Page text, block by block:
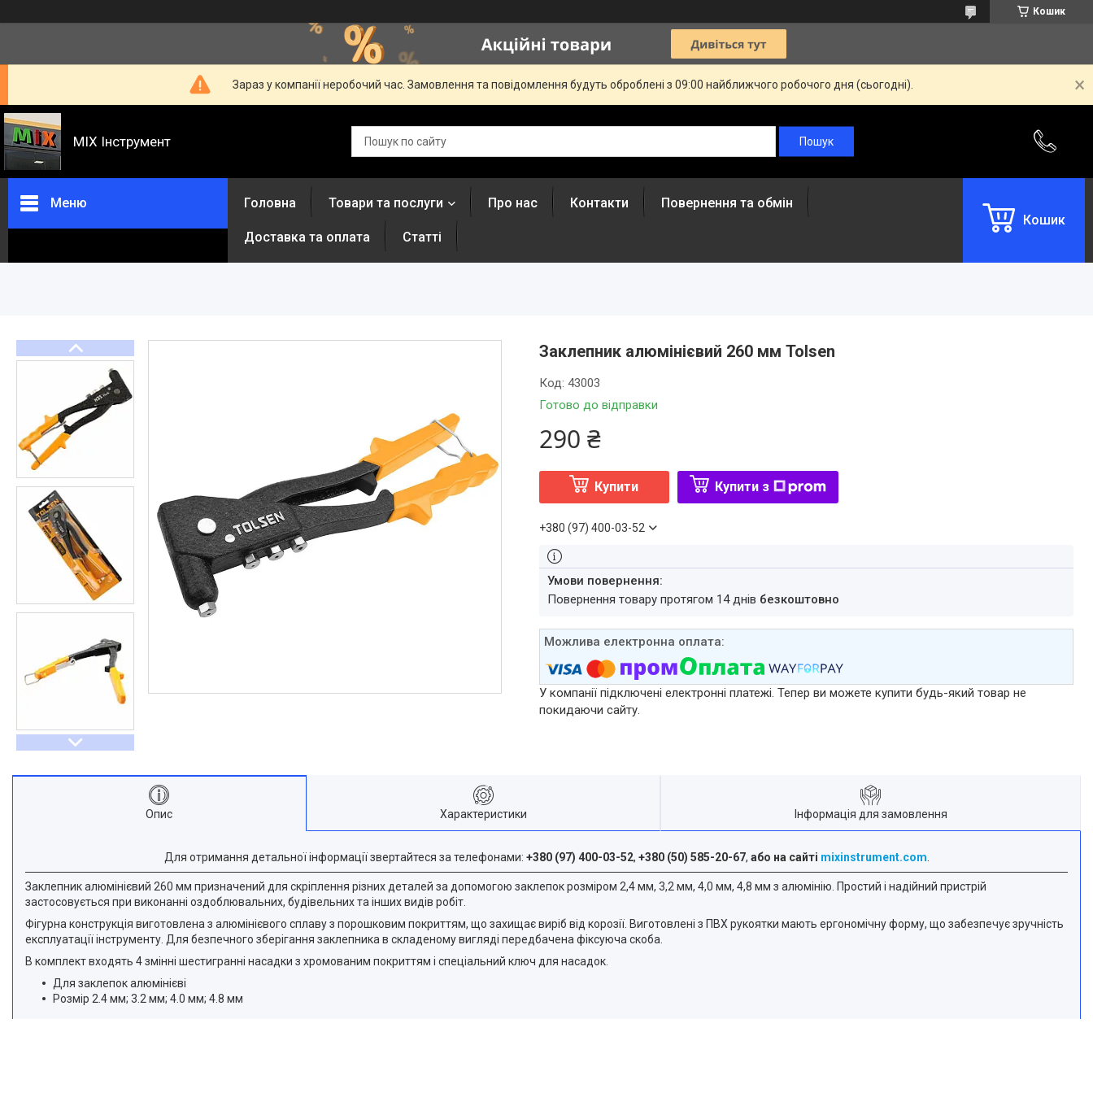
Кошик
Зараз у компанії неробочий час. Замовлення та повідомлення будуть оброблені з 09:00 найближчого робочого дня (сьогодні).
MIX Інструмент
Меню Головна Товари та послуги Про нас Контакти Повернення та обмін
Доставка та оплата Статті
Кошик
Заклепник алюмінієвий 260 мм Tolsen
Готово до відправки
Код: 43003
290 ₴
Купити Купити з
+380 (97) 400-03-52
повернення товару протягом 14 днів безкоштовно
У компанії підключені електронні платежі. Тепер ви можете купити будь-який товар не
покидаючи сайту.
Опис Характеристики Інформація для замовлення
Для отримання детальної інформації звертайтеся за телефонами: +380 (97) 400-03-52, +380 (50) 585-20-67, або на сайті mixinstrument.com
Заклепник алюмінієвий 260 мм призначений для скріплення різних деталей за допомогою заклепок розміром 2,4 мм, 3,2 мм, 4,0 мм, 4,8 мм з алюмінію. Простий і надійний пристрій
застосовується при виконанні оздоблювальних, будівельних та інших видів робіт.
Фігурна конструкція виготовлена з алюмінієвого сплаву з порошковим покриттям, що захищає виріб від корозії. Виготовлені з ПВХ рукоятки мають ергономічну форму, що забезпечує зручність
експлуатації інструменту. Для безпечного зберігання заклепника в складеному вигляді передбачена фіксуюча скоба.
В комплект входять 4 змінні шестигранні насадки з хромованим покриттям і спеціальний ключ для насадок.
Для заклепок алюмінієві
Розмір 2.4 мм; 3.2 мм; 4.0 мм; 4.8 мм